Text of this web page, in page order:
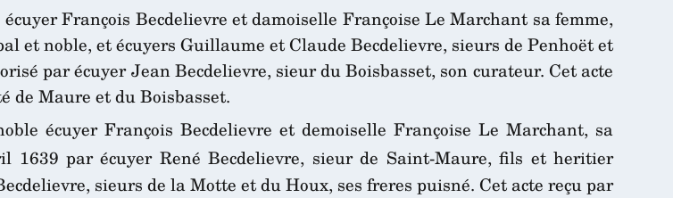
François Becdelievre et damoiselle Françoise Le Marchant sa femme,
noble, et écuyers Guillaume et Claude Becdelievre, sieurs de Penhoët et
par écuyer Jean Becdelievre, sieur du Boisbasset, son curateur. Cet acte
de Maure et du Boisbasset.
écuyer François Becdelievre et demoiselle Françoise Le Marchant, sa
1639 par écuyer René Becdelievre, sieur de Saint-Maure, fils et heritier
sieurs de la Motte et du Houx, ses freres puisné. Cet acte reçu par